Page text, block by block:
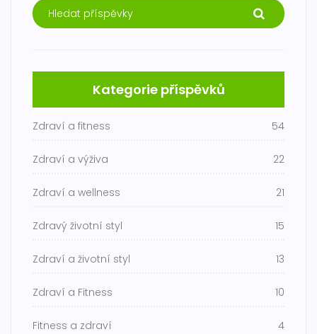
Kategorie příspěvků
Zdraví a fitness 54
Zdraví a výživa 22
Zdraví a wellness 21
Zdravý životní styl 15
Zdraví a životní styl 13
Zdraví a Fitness 10
Fitness a zdraví 4